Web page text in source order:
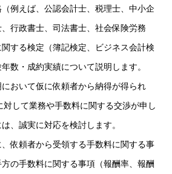
例えば、公認会計士、税理士、中小企
行政書士、司法書士、社会保険労務
する検定（簿記検定、ビジネス会計検
数・成約実績について説明します。
おいて仮に依頼者から納得が得られ
対して業務や手数料に関する交渉が申し
、誠実に対応を検討します。
依頼者から受領する手数料に関する事
の手数料に関する事項（報酬率、報酬